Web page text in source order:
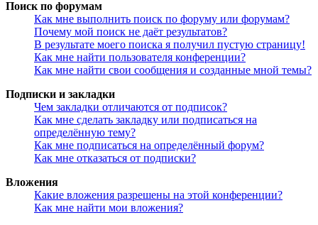
Поиск по форумам
Как мне выполнить поиск по форуму или форумам?
Почему мой поиск не даёт результатов?
В результате моего поиска я получил пустую страницу!
Как мне найти пользователя конференции?
Как мне найти свои сообщения и созданные мной темы?
Подписки и закладки
Чем закладки отличаются от подписок?
Как мне сделать закладку или подписаться на
определённую тему?
Как мне подписаться на определённый форум?
Как мне отказаться от подписки?
Вложения
Какие вложения разрешены на этой конференции?
Как мне найти мои вложения?